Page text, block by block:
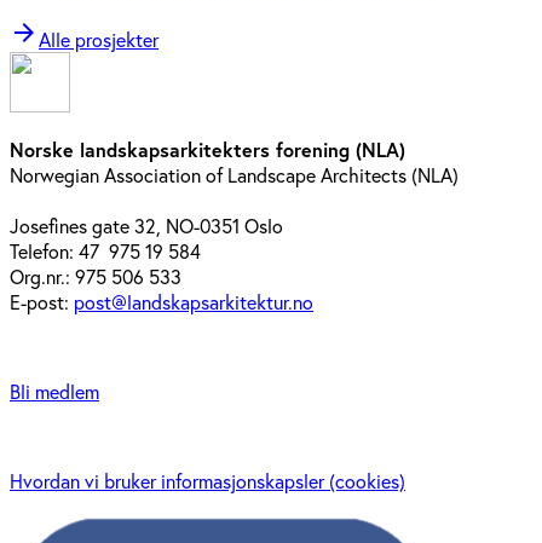
arrow_forwardAlle prosjekter
Norske landskapsarkitekters forening (NLA)
Norwegian Association of Landscape Architects (NLA)
Josefines gate 32, NO-0351 Oslo
Telefon: 47 975 19 584
Org.nr.: 975 506 533
E-post: post@landskapsarkitektur.no
Bli medlem
Hvordan vi bruker informasjonskapsler (cookies)